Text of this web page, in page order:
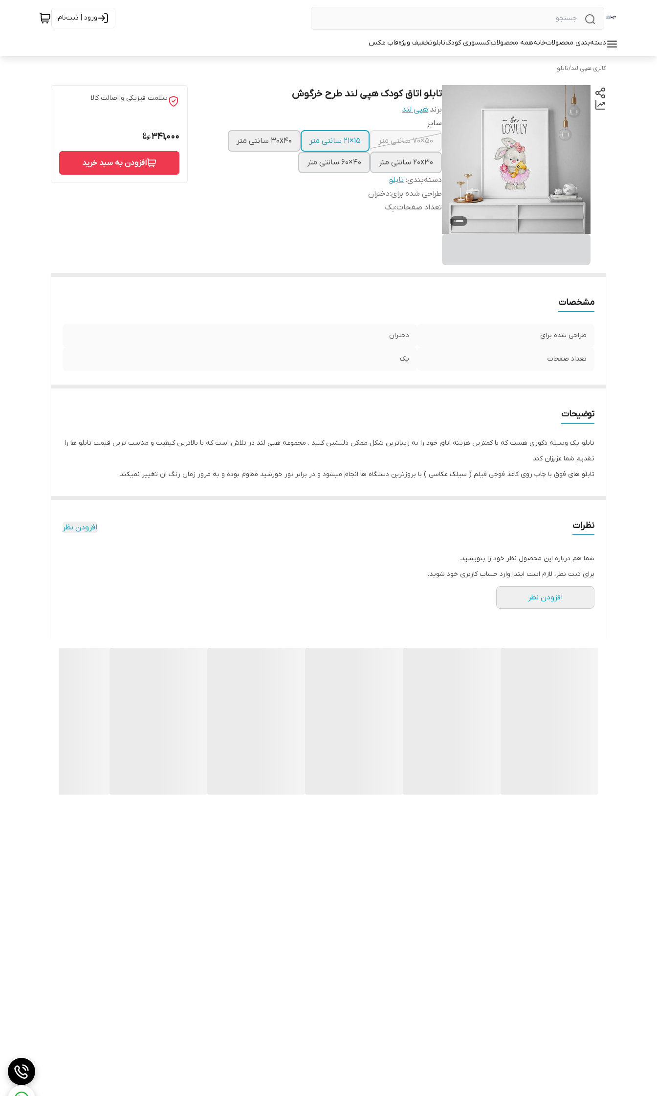
ورود | ثبت‌نام
دسته‌بندی محصولاتخانههمه محصولاتاکسسوری کودکتابلوتخفیف ویژهقاب عکس
گالری هپی لند/تابلو
تابلو اتاق کودک هپی لند طرح خرگوش
برند:هپی لند
سایز
50×70 سانتی متر
15×21 سانتی متر 30x40 سانتی متر
20x30 سانتی متر
40×60 سانتی متر
دسته‌بندی: تابلو
طراحی شده برای:دختران
تعداد صفحات:یک
سلامت فیزیکی و اصالت کالا
341,000
افزودن به سبد خرید
مشخصات
طراحی شده برای دختران
تعداد صفحات یک
توضیحات
تابلو یک وسیله دکوری هست که با کمترین هزینه اتاق خود را به زیباترین شکل ممکن دلنشین کنید . مجموعه هپی لند در تلاش است که با بالاترین کیفیت و مناسب ترین قیمت تابلو ها را
تقدیم شما عزیزان کند
تابلو های فوق با چاپ روی کاغذ فوجی فیلم ( سیلک عکاسی ) با بروزترین دستگاه ها انجام میشود و در برابر نور خورشید مقاوم بوده و به مرور زمان رنگ ان تغییر نمیکند
نظرات افزودن نظر
شما هم درباره این محصول نظر خود را بنویسید.
برای ثبت نظر، لازم است ابتدا وارد حساب کاربری خود شوید.
افزودن نظر